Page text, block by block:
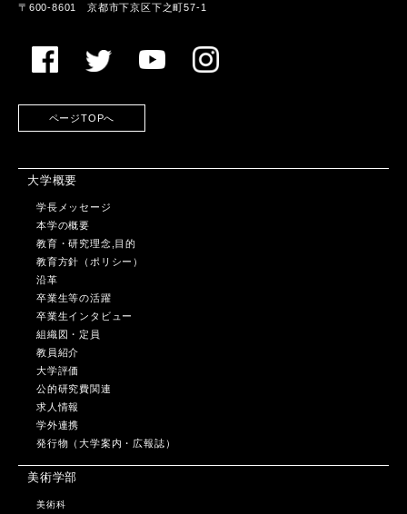
〒600-8601 京都市下京区下之町57-1
ページTOPへ
大学概要
学長メッセージ
本学の概要
教育・研究理念,目的
教育方針（ポリシー）
沿革
卒業生等の活躍
卒業生インタビュー
組織図・定員
教員紹介
大学評価
公的研究費関連
求人情報
学外連携
発行物（大学案内・広報誌）
美術学部
美術科